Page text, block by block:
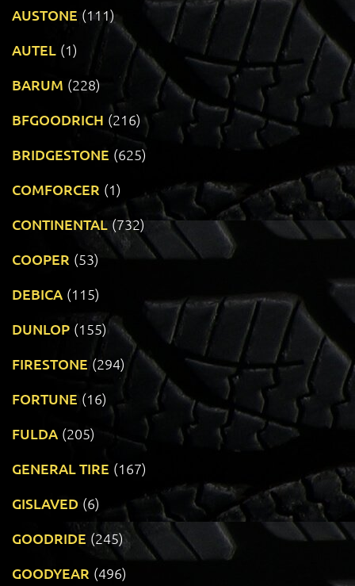
AUSTONE (111)
AUTEL (1)
BARUM (228)
BFGOODRICH (216)
BRIDGESTONE (625)
COMFORCER (1)
CONTINENTAL (732)
COOPER (53)
DEBICA (115)
DUNLOP (155)
FIRESTONE (294)
FORTUNE (16)
FULDA (205)
GENERAL TIRE (167)
GISLAVED (6)
GOODRIDE (245)
GOODYEAR (496)